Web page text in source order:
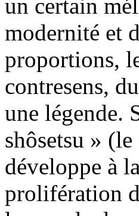
un certain
modernité et
proportions,
contresens,
une légende.
shôsetsu »
développe à
prolifération